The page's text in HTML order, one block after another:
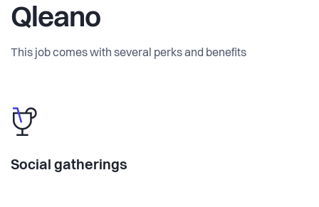
Qleano
This job comes with several perks and benefits
Social gatherings